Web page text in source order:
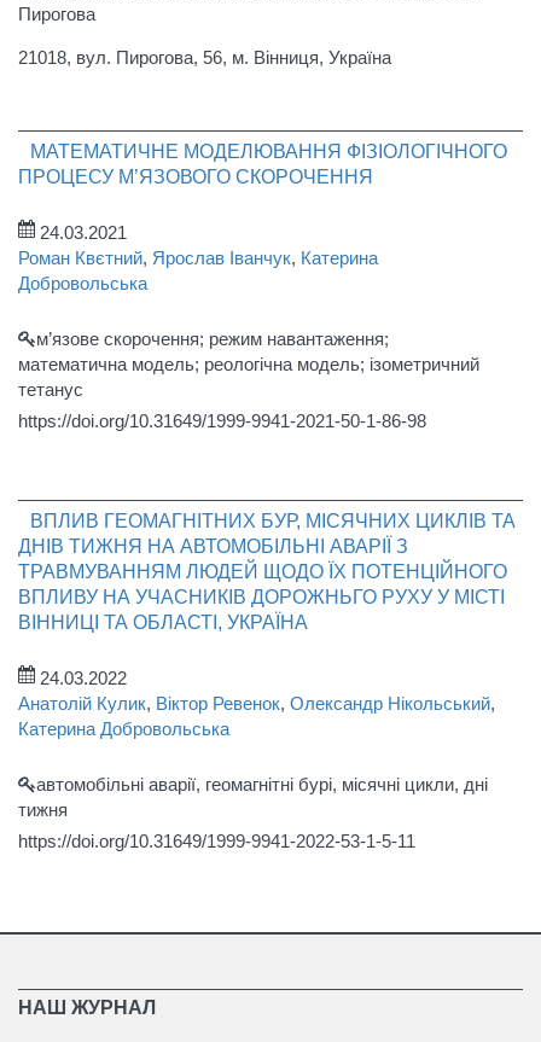
Пирогова
21018, вул. Пирогова, 56, м. Вінниця, Україна
МАТЕМАТИЧНЕ МОДЕЛЮВАННЯ ФІЗІОЛОГІЧНОГО
ПРОЦЕСУ М’ЯЗОВОГО СКОРОЧЕННЯ
24.03.2021
Роман Квєтний, Ярослав Іванчук, Катерина
Добровольська
м’язове скорочення; режим навантаження;
математична модель; реологічна модель; ізометричний
тетанус
https://doi.org/10.31649/1999-9941-2021-50-1-86-98
ВПЛИВ ГЕОМАГНІТНИХ БУР, МІСЯЧНИХ ЦИКЛІВ ТА
ДНІВ ТИЖНЯ НА АВТОМОБІЛЬНІ АВАРІЇ З
ТРАВМУВАННЯМ ЛЮДЕЙ ЩОДО ЇХ ПОТЕНЦІЙНОГО
ВПЛИВУ НА УЧАСНИКІВ ДОРОЖНЬГО РУХУ У МІСТІ
ВІННИЦІ ТА ОБЛАСТІ, УКРАЇНА
24.03.2022
Анатолій Кулик, Віктор Ревенок, Олександр Нікольський,
Катерина Добровольська
автомобільні аварії, геомагнітні бурі, місячні цикли, дні
тижня
https://doi.org/10.31649/1999-9941-2022-53-1-5-11
НАШ ЖУРНАЛ